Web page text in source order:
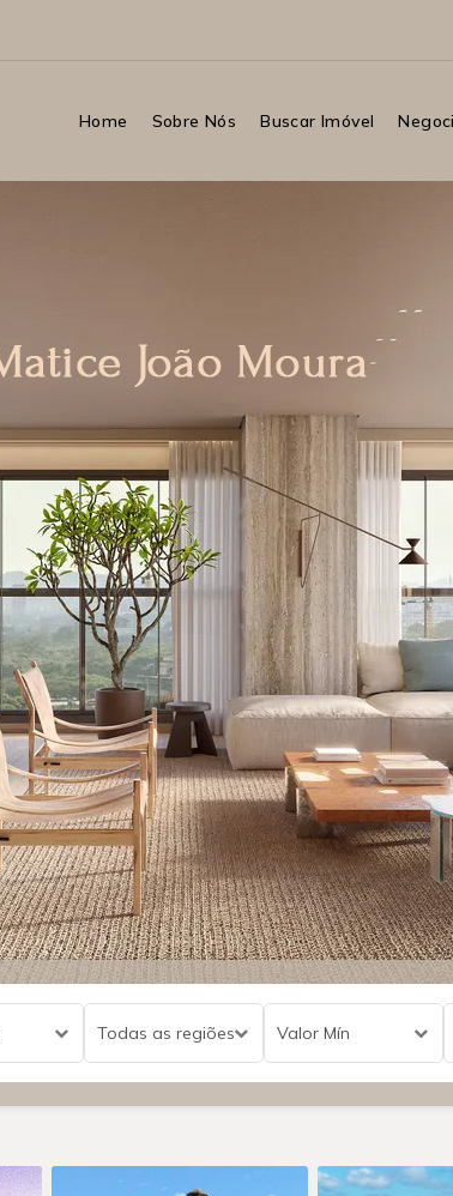
Home Sobre Nós Buscar Imóvel
Todas as regiões Valor Mín